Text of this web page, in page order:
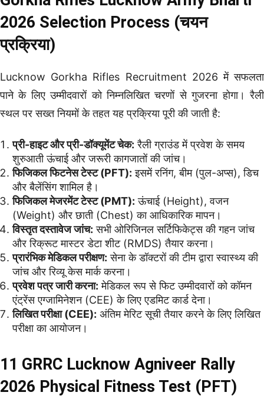
2026 Selection Process (चयन
प्रक्रिया)
Lucknow Gorkha Rifles Recruitment 2026 में सफलता
पाने के लिए उम्मीदवारों को निम्नलिखित चरणों से गुजरना होगा। रैली
स्थल पर सख्त नियमों के तहत यह प्रक्रिया पूरी की जाती है:
प्री-हाइट और प्री-डॉक्यूमेंट चेक: रैली ग्राउंड में प्रवेश के समय
शुरुआती ऊंचाई और जरूरी कागजातों की जांच।
फिजिकल फिटनेस टेस्ट (PFT): इसमें रनिंग, बीम (पुल-अप्स), डिच
और बैलेंसिंग शामिल है।
फिजिकल मेजरमेंट टेस्ट (PMT): ऊंचाई (Height), वजन
(Weight) और छाती (Chest) का आधिकारिक मापन।
विस्तृत दस्तावेज जांच: सभी ओरिजिनल सर्टिफिकेट्स की गहन जांच
और रिक्रूट मास्टर डेटा शीट (RMDS) तैयार करना।
प्रारंभिक मेडिकल परीक्षण: सेना के डॉक्टरों की टीम द्वारा स्वास्थ्य की
जांच और रिव्यू केस मार्क करना।
प्रवेश पत्र जारी करना: मेडिकल रूप से फिट उम्मीदवारों को कॉमन
एंट्रेंस एग्जामिनेशन (CEE) के लिए एडमिट कार्ड देना।
लिखित परीक्षा (CEE): अंतिम मेरिट सूची तैयार करने के लिए लिखित
परीक्षा का आयोजन।
11 GRRC Lucknow Agniveer Rally
2026 Physical Fitness Test (PFT)